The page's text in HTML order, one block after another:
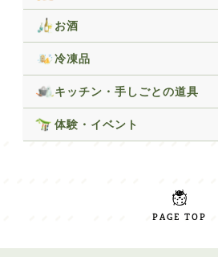
お酒
冷凍品
キッチン・手しごとの道具
体験・イベント
PAGE TOP